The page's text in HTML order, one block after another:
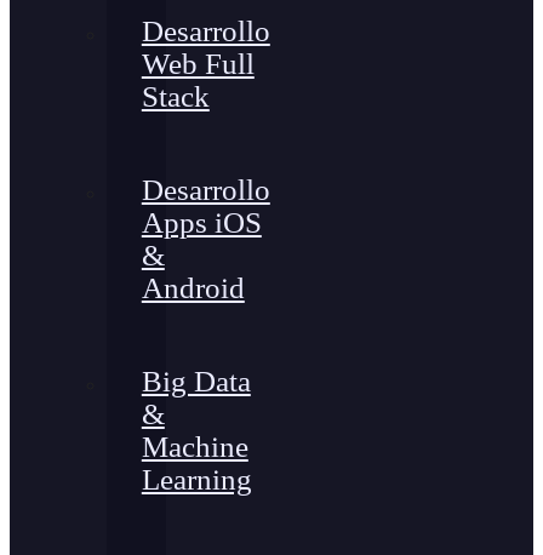
Desarrollo
Web Full
Stack
Desarrollo
Apps iOS
&
Android
Big Data
&
Machine
Learning